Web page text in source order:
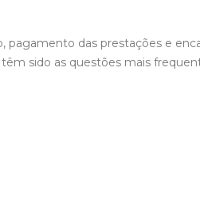
das prestações e
sido as questões mais